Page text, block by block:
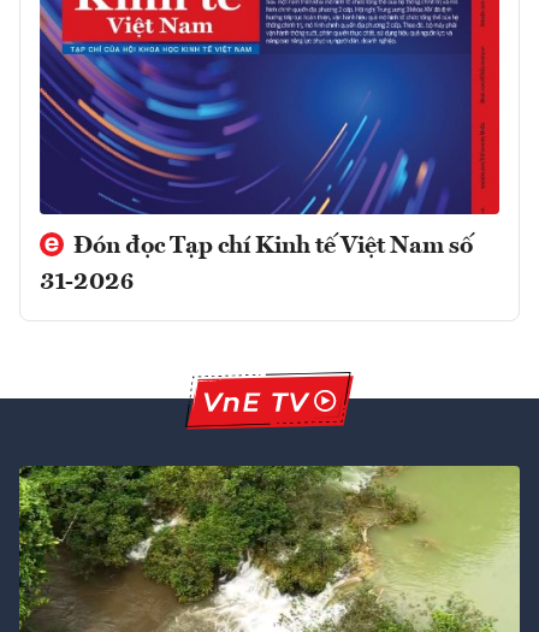
Đón đọc Tạp chí Kinh tế Việt Nam số
31-2026